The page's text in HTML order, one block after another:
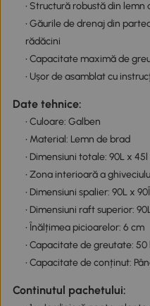
• Structură robustă din
• Găurile de drenaj din
rădăcini
• Capacitate maximă de
• Ușor de asamblat cu
Date tehnice:
• Culoare: Galben
• Material: Lemn de brad
• Dimensiuni totale: 90L x 45l
• Zona interioară a
• Dimensiuni spalier: 90L x
• Dimensiuni raft superior:
• Înălțimea picioarelor: 6 cm
• Capacitate de greutate:
• Capacitate de conținut:
Continutul pachetului: